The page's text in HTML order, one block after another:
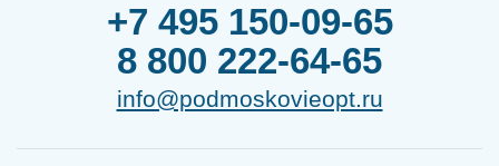
+7 495 150-09-65
8 800 222-64-65
info@podmoskovieopt.ru